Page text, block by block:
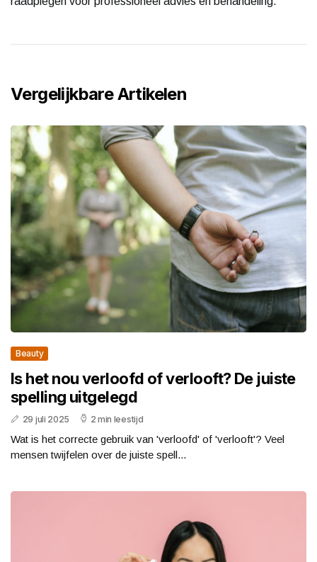
Vergelijkbare Artikelen
Beauty
Is het nou verloofd of verlooft? De juiste
spelling uitgelegd
29 juli 2025 2 min leestijd
Wat is het correcte gebruik van 'verloofd' of 'verlooft'? Veel
mensen twijfelen over de juiste spell...